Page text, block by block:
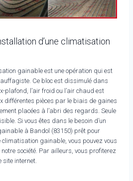
d’une climatisation
gainable est une opération qui est
Ce bloc est dissimulé dans
plafond, l’air froid ou l’air chaud est
différentes pièces par le biais de gaines
placées à l’abri des regards. Seule
Si vous êtes dans le besoin d’un
à Bandol (83150) prêt pour
gainable, vous pouvez vous
société. Par ailleurs, vous profiterez
site internet.